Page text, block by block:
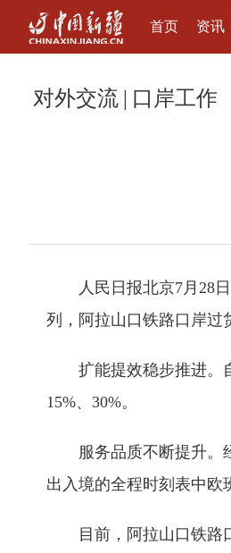
首页 资讯
对外交流 | 口岸工作
人民日报北京7月28日
列，阿拉山口铁路口岸过
扩能提效稳步推进。自
15%、30%。
服务品质不断提升。经
出入境的全程时刻表中欧
目前，阿拉山口铁路口